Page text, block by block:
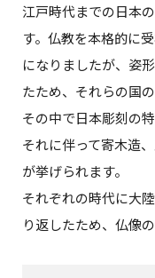
江戸時代までの日本
す。仏教を本格的に
になりましたが、姿
たため、それらの国
その中で日本彫刻の
それに伴って寄木造
が挙げられます。
それぞれの時代に大
り返したため、仏像